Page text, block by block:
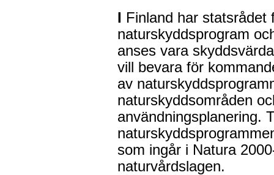
I Finland har statsrådet
naturskyddsprogram
anses vara
vill bevara för
av
naturskyddsområden
användningsplanering.
som ingår i Natura
naturvårdslagen.